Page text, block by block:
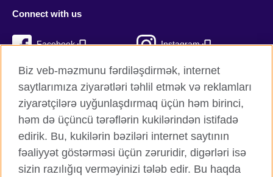
Connect with us
Facebook Instagram
Twitter TikTok
British Council qlobal
Məxfilik və şərtlər
Biz veb-məzmunu fərdiləşdirmək, internet
saytlarımıza ziyarətləri təhlil etmək və reklamları
ziyarətçilərə uyğunlaşdırmaq üçün həm birinci,
həm də üçüncü tərəflərin kukilərindən istifadə
edirik. Bu, kukilərin bəziləri internet saytının
fəaliyyət göstərməsi üçün zəruridir, digərləri isə
sizin razılığıq verməyinizi tələb edir. Bu haqda